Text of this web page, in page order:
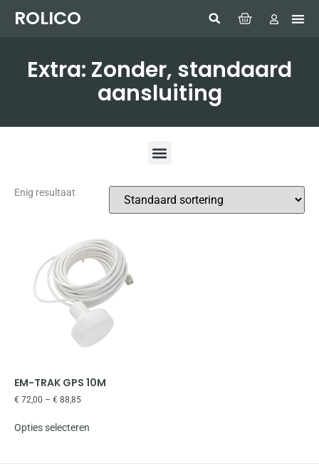
ROLICO
Extra: Zonder, standaard
aansluiting
Enig resultaat
EM-TRAK GPS 10M
€ 72,00 – € 88,85
Opties selecteren